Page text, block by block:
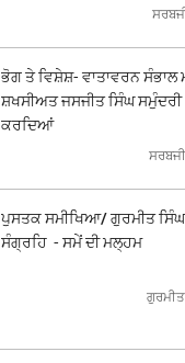
ਭੋਗ ਤੇ ਵਿਸ਼ੇਸ਼- ਵਾਤਾਵਰਨ ਸੰਭਾਲ
ਸ਼ਖਸੀਅਤ ਜਸਜੀਤ ਸਿੰਘ ਸਮੁੰਦਰੀ
ਕਰਦਿਆਂ
ਪੁਸਤਕ ਸਮੀਖਿਆ/ ਗੁਰਮੀਤ ਸਿੰਘ
ਸੰਗ੍ਰਹਿ - ਸਮੇਂ ਦੀ ਮਲ੍ਹਮ